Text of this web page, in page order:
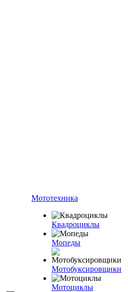
Мототехника
Квадроциклы
Мопеды
Мотобуксировщики
Мотоциклы